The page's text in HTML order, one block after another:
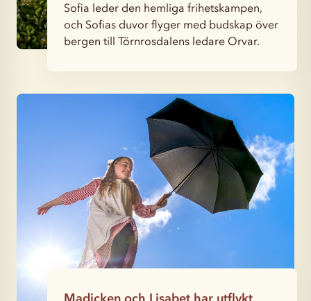
Sofia leder den hemliga frihetskampen,
och Sofias duvor flyger med budskap över
bergen till Törnrosdalens ledare Orvar.